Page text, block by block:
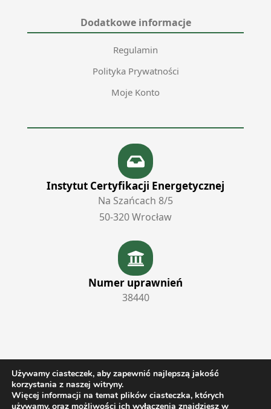
Dodatkowe informacje
Regulamin
Polityka Prywatności
Moje Konto
Instytut Certyfikacji Energetycznej
Na Szańcach 8/5
50‑320 Wrocław
Numer uprawnień
38440
©2024 Instytut Certyfikacji Energetycznej. Wszelkie prawa
zastrzeżone.
Używamy ciasteczek, aby zapewnić najlepszą jakość
korzystania z naszej witryny.
Więcej informacji na temat plików ciasteczka, których
używamy, oraz możliwości ich wyłączenia znajdziesz w